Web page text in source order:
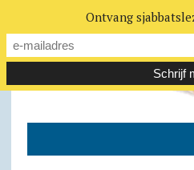
Ontvang